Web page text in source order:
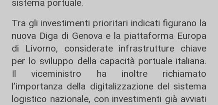
sistema portuale.
Tra gli investimenti prioritari indicati figurano la
nuova Diga di Genova e la piattaforma Europa
di Livorno, considerate infrastrutture chiave
per lo sviluppo della capacità portuale italiana.
Il viceministro ha inoltre richiamato
l’importanza della digitalizzazione del sistema
logistico nazionale, con investimenti già avviati